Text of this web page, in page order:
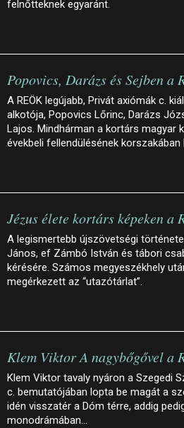
felnőtteknek egyaránt.
Popovics, Darázs és Sejben a
A REÖK legújabb, Privát axiómák c.
alkotója, Popovics Lőrinc, Darázs
Lajos. Mindhárman a kortárs magyar
évekbeli fellendülésének
Jézus élete kortárs képeken a
A legismertebb újszövetségi
János, ef Zámbó István és tábori
kérésére. Számos megyeszékhely
megérkezett az “utazótárlat”.
Klem Viktor A nagybőgővel a
Klem Viktor tavaly nyáron a Szegedi
c. bemutatójában lopta be magát a
idén visszatér a Dóm térre, addig
monodrámában…